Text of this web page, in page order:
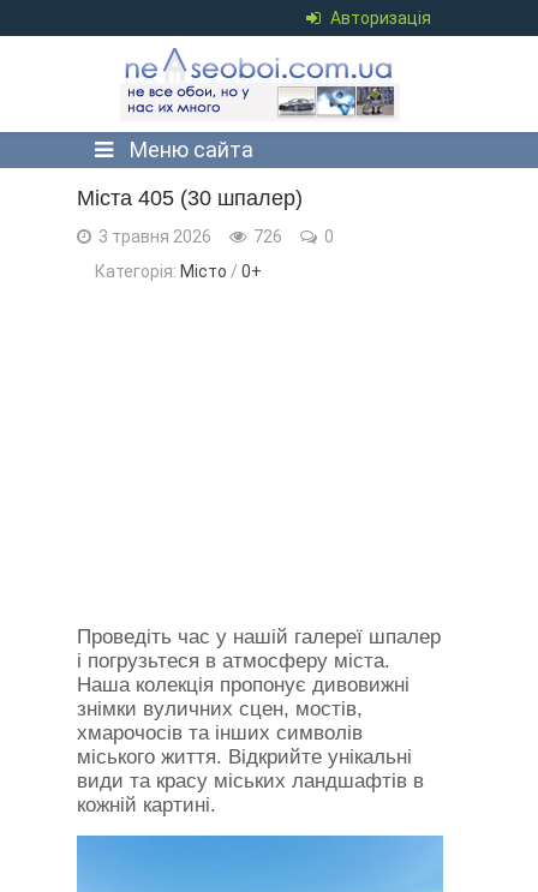
Авторизація
Меню сайта
Міста 405 (30 шпалер)
3 травня 2026 726
0
Категорія: Місто / 0+
Проведіть час у нашій галереї шпалер
і погрузьтеся в атмосферу міста.
Наша колекція пропонує дивовижні
знімки вуличних сцен, мостів,
хмарочосів та інших символів
міського життя. Відкрийте унікальні
види та красу міських ландшафтів в
кожній картині.